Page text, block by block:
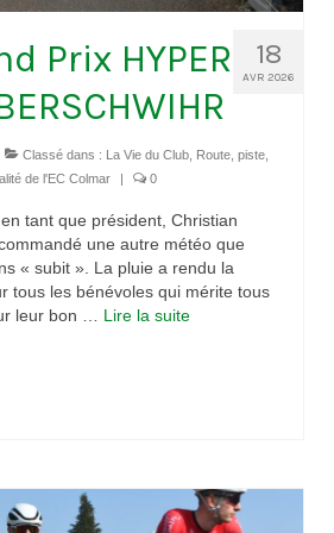
18
AVR 2026
Prix HYPER
Classé dans : La Vie du Club
Route, piste,
de l'EC Colmar 0
tant que président, Christian
une autre météo que
« subit ». La pluie a rendu la
tous les bénévoles qui mérite tous
leur bon … Lire la suite­­